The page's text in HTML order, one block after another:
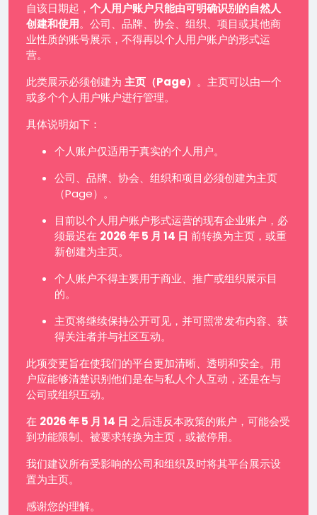
自该日期起， 个人用户账户只能由可明确识别的自然人
创建和使用。公司、品牌、协会、组织、项目或其他商
业性质的账号展示，不得再以个人用户账户的形式运
营。
此类展示必须创建为 主页（Page） 。主页可以由一个
或多个个人用户账户进行管理。
具体说明如下：
个人账户仅适用于真实的个人用户。
公司、品牌、协会、组织和项目必须创建为主页
（Page）。
目前以个人用户账户形式运营的现有企业账户，必
须最迟在 2026 年 5 月 14 日 前转换为主页，或重
新创建为主页。
个人账户不得主要用于商业、推广或组织展示目
的。
主页将继续保持公开可见，并可照常发布内容、获
得关注者并与社区互动。
此项变更旨在使我们的平台更加清晰、透明和安全。用
户应能够清楚识别他们是在与私人个人互动，还是在与
公司或组织互动。
在 2026 年 5 月 14 日 之后违反本政策的账户，可能会受
到功能限制、被要求转换为主页，或被停用。
我们建议所有受影响的公司和组织及时将其平台展示设
置为主页。
感谢您的理解。